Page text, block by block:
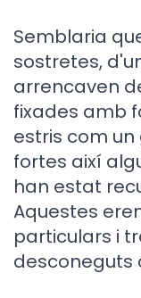
Semblaria
sostretes,
arrencaven
fixades amb
estris com un
fortes així
han estat
Aquestes
particulars i
desconeguts